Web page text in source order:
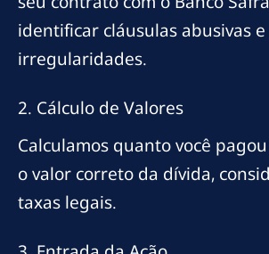
identificar cláusulas abusivas e
irregularidades.
2. Cálculo de Valores
Calculamos quanto você
o valor correto da dívida,
taxas legais.